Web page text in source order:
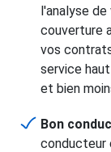
l'analyse
couverture
vos
service
et bien
Bon
conducteur